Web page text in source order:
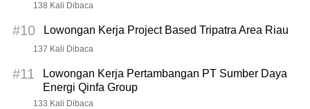
138 Kali Dibaca
#10 Lowongan Kerja Project Based Tripatra Area Riau
137 Kali Dibaca
#11
Lowongan Kerja Pertambangan PT Sumber Daya
Energi Qinfa Group
133 Kali Dibaca